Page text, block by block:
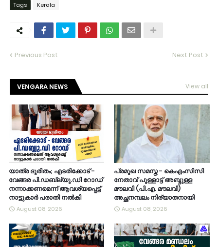
Tags Kerala
Previous Post Next Post
VENGARA NEWS View all
യാത്ര ദുരിതം; എടരിക്കോട് -
വേങ്ങര പി.ഡബ്ല്യു.ഡി റോഡ്
നന്നാക്കണമെന്ന് ആവശ്യപ്പെട്ട്
നാട്ടുകാർ പരാതി നൽകി
August 08, 2026
പ്രമുഖ സമസ്ത - കെഎംസിസി
നേതാവ് പുള്ളാട്ട് അബ്ദുള്ള
മൗലവി (പി.എ. മൗലവി)
അച്ഛനമ്പലം നിര്യാതനായി
August 08, 2026